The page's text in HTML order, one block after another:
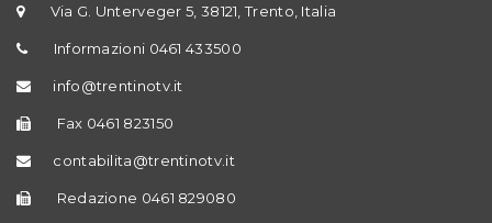
Via G. Unterveger 5, 38121, Trento, Italia
Informazioni 0461 433500
info@trentinotv.it
Fax 0461 823150
contabilita@trentinotv.it
Redazione 0461 829080